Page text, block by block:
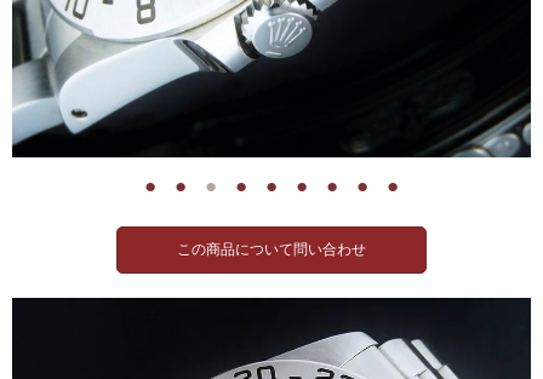
● ● ● ● ● ● ● ● ●